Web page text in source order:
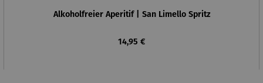
Alkoholfreier Aperitif | San Limello Spritz
Regulärer Preis:
14,95 €